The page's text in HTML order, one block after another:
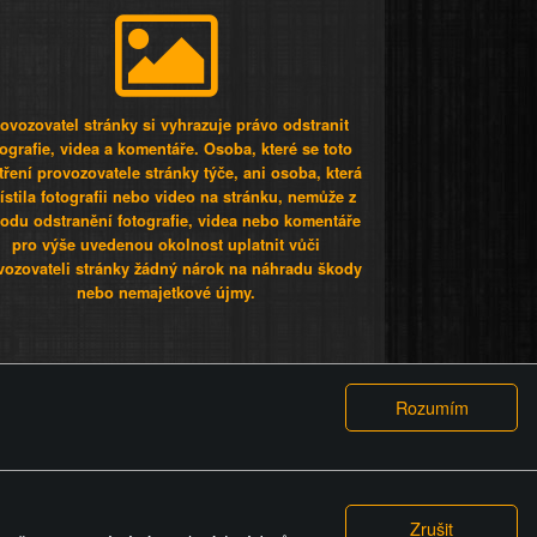
stránky si vyhrazuje právo odstranit
videa a komentáře. Osoba, které se toto
provozovatele stránky týče, ani osoba, která
fotografii nebo video na stránku, nemůže z
odstranění fotografie, videa nebo komentáře
pro výše uvedenou okolnost uplatnit vůči
stránky žádný nárok na náhradu škody
nebo nemajetkové újmy.
GDPR COOKIES